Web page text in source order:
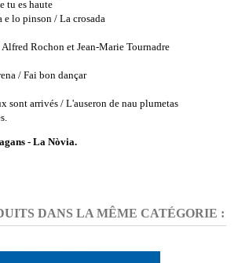
tu es haute
e lo pinson / La crosada
Rochon et Jean-Marie Tournadre
/ Fai bon dançar
sont arrivés / L'auseron de nau plumetas
- La Nòvia.
DANS LA MÊME CATÉGORIE :